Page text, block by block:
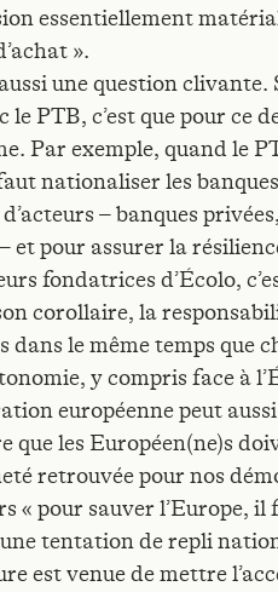
essentiellement
».
une question
PTB, c’est que pour ce
Par exemple, quand le
nationaliser les
– banques
et pour assurer la
fondatrices d’Écolo,
corollaire, la
dans le même temps que
y compris face à
européenne peut
que les Européen(ne)s
retrouvée pour nos
« pour sauver l’Europe, il
une tentation de repli
est venue de mettre